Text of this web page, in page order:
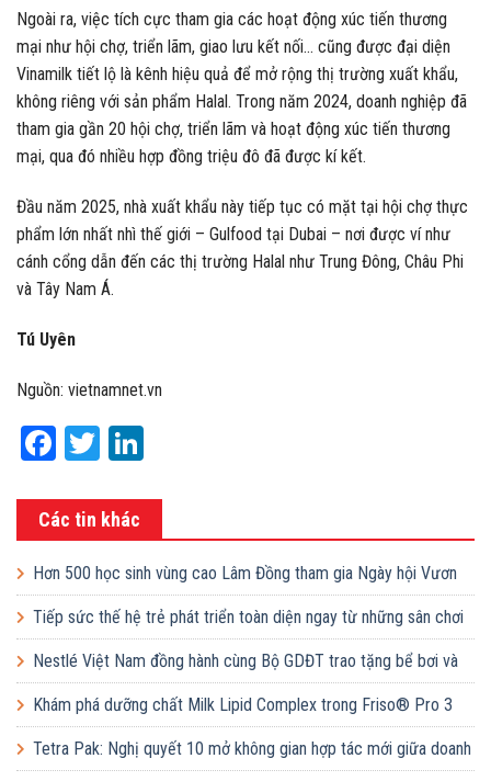
Ngoài ra, việc tích cực tham gia các hoạt động xúc tiến thương
mại như hội chợ, triển lãm, giao lưu kết nối… cũng được đại diện
Vinamilk tiết lộ là kênh hiệu quả để mở rộng thị trường xuất khẩu,
không riêng với sản phẩm Halal. Trong năm 2024, doanh nghiệp đã
tham gia gần 20 hội chợ, triển lãm và hoạt động xúc tiến thương
mại, qua đó nhiều hợp đồng triệu đô đã được kí kết.
Đầu năm 2025, nhà xuất khẩu này tiếp tục có mặt tại hội chợ thực
phẩm lớn nhất nhì thế giới – Gulfood tại Dubai – nơi được ví như
cánh cổng dẫn đến các thị trường Halal như Trung Đông, Châu Phi
và Tây Nam Á.
Tú Uyên
Nguồn: vietnamnet.vn
Facebook
Twitter
Các tin khác
Hơn 500 học sinh vùng cao Lâm Đồng tham gia Ngày hội Vươn
cao Việt Nam
Tiếp sức thế hệ trẻ phát triển toàn diện ngay từ những sân chơi
học đường
Nestlé Việt Nam đồng hành cùng Bộ GDĐT trao tặng bể bơi và
lớp dạy bơi mô hình điểm cho học sinh tại tỉnh Bắc Ninh
Khám phá dưỡng chất Milk Lipid Complex trong Friso® Pro 3
Tetra Pak: Nghị quyết 10 mở không gian hợp tác mới giữa doanh